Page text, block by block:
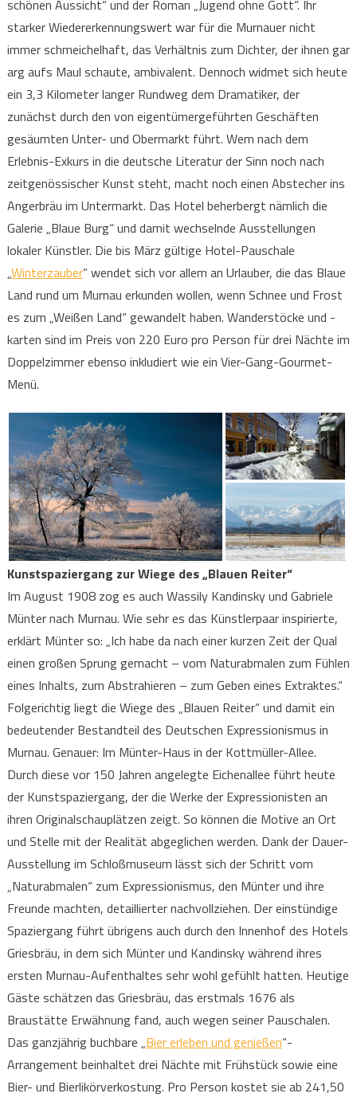
schönen Aussicht“ und der Roman „Jugend ohne Gott“. Ihr
starker Wiedererkennungswert war für die Murnauer nicht
immer schmeichelhaft, das Verhältnis zum Dichter, der ihnen gar
arg aufs Maul schaute, ambivalent. Dennoch widmet sich heute
ein 3,3 Kilometer langer Rundweg dem Dramatiker, der
zunächst durch den von eigentümergeführten Geschäften
gesäumten Unter- und Obermarkt führt. Wem nach dem
Erlebnis-Exkurs in die deutsche Literatur der Sinn noch nach
zeitgenössischer Kunst steht, macht noch einen Abstecher ins
Angerbräu im Untermarkt. Das Hotel beherbergt nämlich die
Galerie „Blaue Burg“ und damit wechselnde Ausstellungen
lokaler Künstler. Die bis März gültige Hotel-Pauschale
„Winterzauber“ wendet sich vor allem an Urlauber, die das Blaue
Land rund um Murnau erkunden wollen, wenn Schnee und Frost
es zum „Weißen Land“ gewandelt haben. Wanderstöcke und -
karten sind im Preis von 220 Euro pro Person für drei Nächte im
Doppelzimmer ebenso inkludiert wie ein Vier-Gang-Gourmet-
Menü.
Kunstspaziergang zur Wiege des „Blauen Reiter“
Im August 1908 zog es auch Wassily Kandinsky und Gabriele
Münter nach Murnau. Wie sehr es das Künstlerpaar inspirierte,
erklärt Münter so: „Ich habe da nach einer kurzen Zeit der Qual
einen großen Sprung gemacht – vom Naturabmalen zum Fühlen
eines Inhalts, zum Abstrahieren – zum Geben eines Extraktes.“
Folgerichtig liegt die Wiege des „Blauen Reiter“ und damit ein
bedeutender Bestandteil des Deutschen Expressionismus in
Murnau. Genauer: Im Münter-Haus in der Kottmüller-Allee.
Durch diese vor 150 Jahren angelegte Eichenallee führt heute
der Kunstspaziergang, der die Werke der Expressionisten an
ihren Originalschauplätzen zeigt. So können die Motive an Ort
und Stelle mit der Realität abgeglichen werden. Dank der Dauer-
Ausstellung im Schloßmuseum lässt sich der Schritt vom
„Naturabmalen“ zum Expressionismus, den Münter und ihre
Freunde machten, detaillierter nachvollziehen. Der einstündige
Spaziergang führt übrigens auch durch den Innenhof des Hotels
Griesbräu, in dem sich Münter und Kandinsky während ihres
ersten Murnau-Aufenthaltes sehr wohl gefühlt hatten. Heutige
Gäste schätzen das Griesbräu, das erstmals 1676 als
Braustätte Erwähnung fand, auch wegen seiner Pauschalen.
Das ganzjährig buchbare „Bier erleben und genießen“-
Arrangement beinhaltet drei Nächte mit Frühstück sowie eine
Bier- und Bierlikörverkostung. Pro Person kostet sie ab 241,50